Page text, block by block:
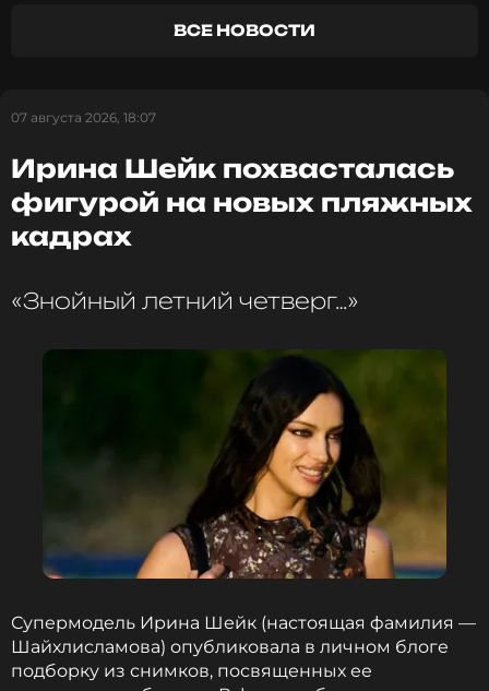
ВСЕ НОВОСТИ
07 августа 2026, 18:07
Ирина Шейк похвасталась
фигурой на новых пляжных
кадрах
«Знойный летний четверг…»
Супермодель Ирина Шейк (настоящая фамилия —
Шайхлисламова) опубликовала в личном блоге
подборку из снимков, посвященных ее